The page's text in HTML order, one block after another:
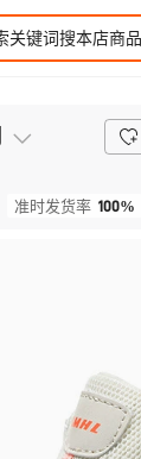
准时发货率 100%